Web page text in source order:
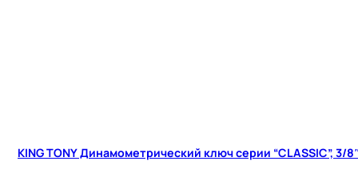
KING TONY Динамометрический ключ серии “CLASSIC”, 3/